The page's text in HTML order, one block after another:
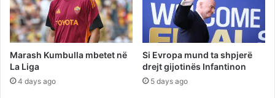
Marash Kumbulla mbetet në
La Liga
4 days ago
Si Evropa mund ta shpjerë
drejt gijotinës Infantinon
5 days ago